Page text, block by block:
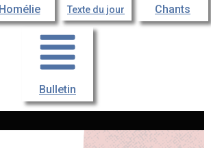
Homélie Texte du jour Chants
Bulletin